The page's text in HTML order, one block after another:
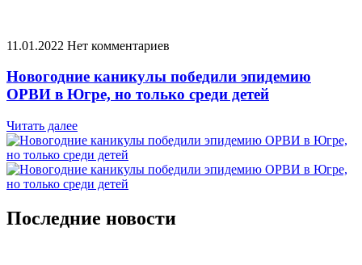
11.01.2022 Нет комментариев
​Новогодние каникулы победили эпидемию
ОРВИ в Югре, но только среди детей
Читать далее
Последние новости